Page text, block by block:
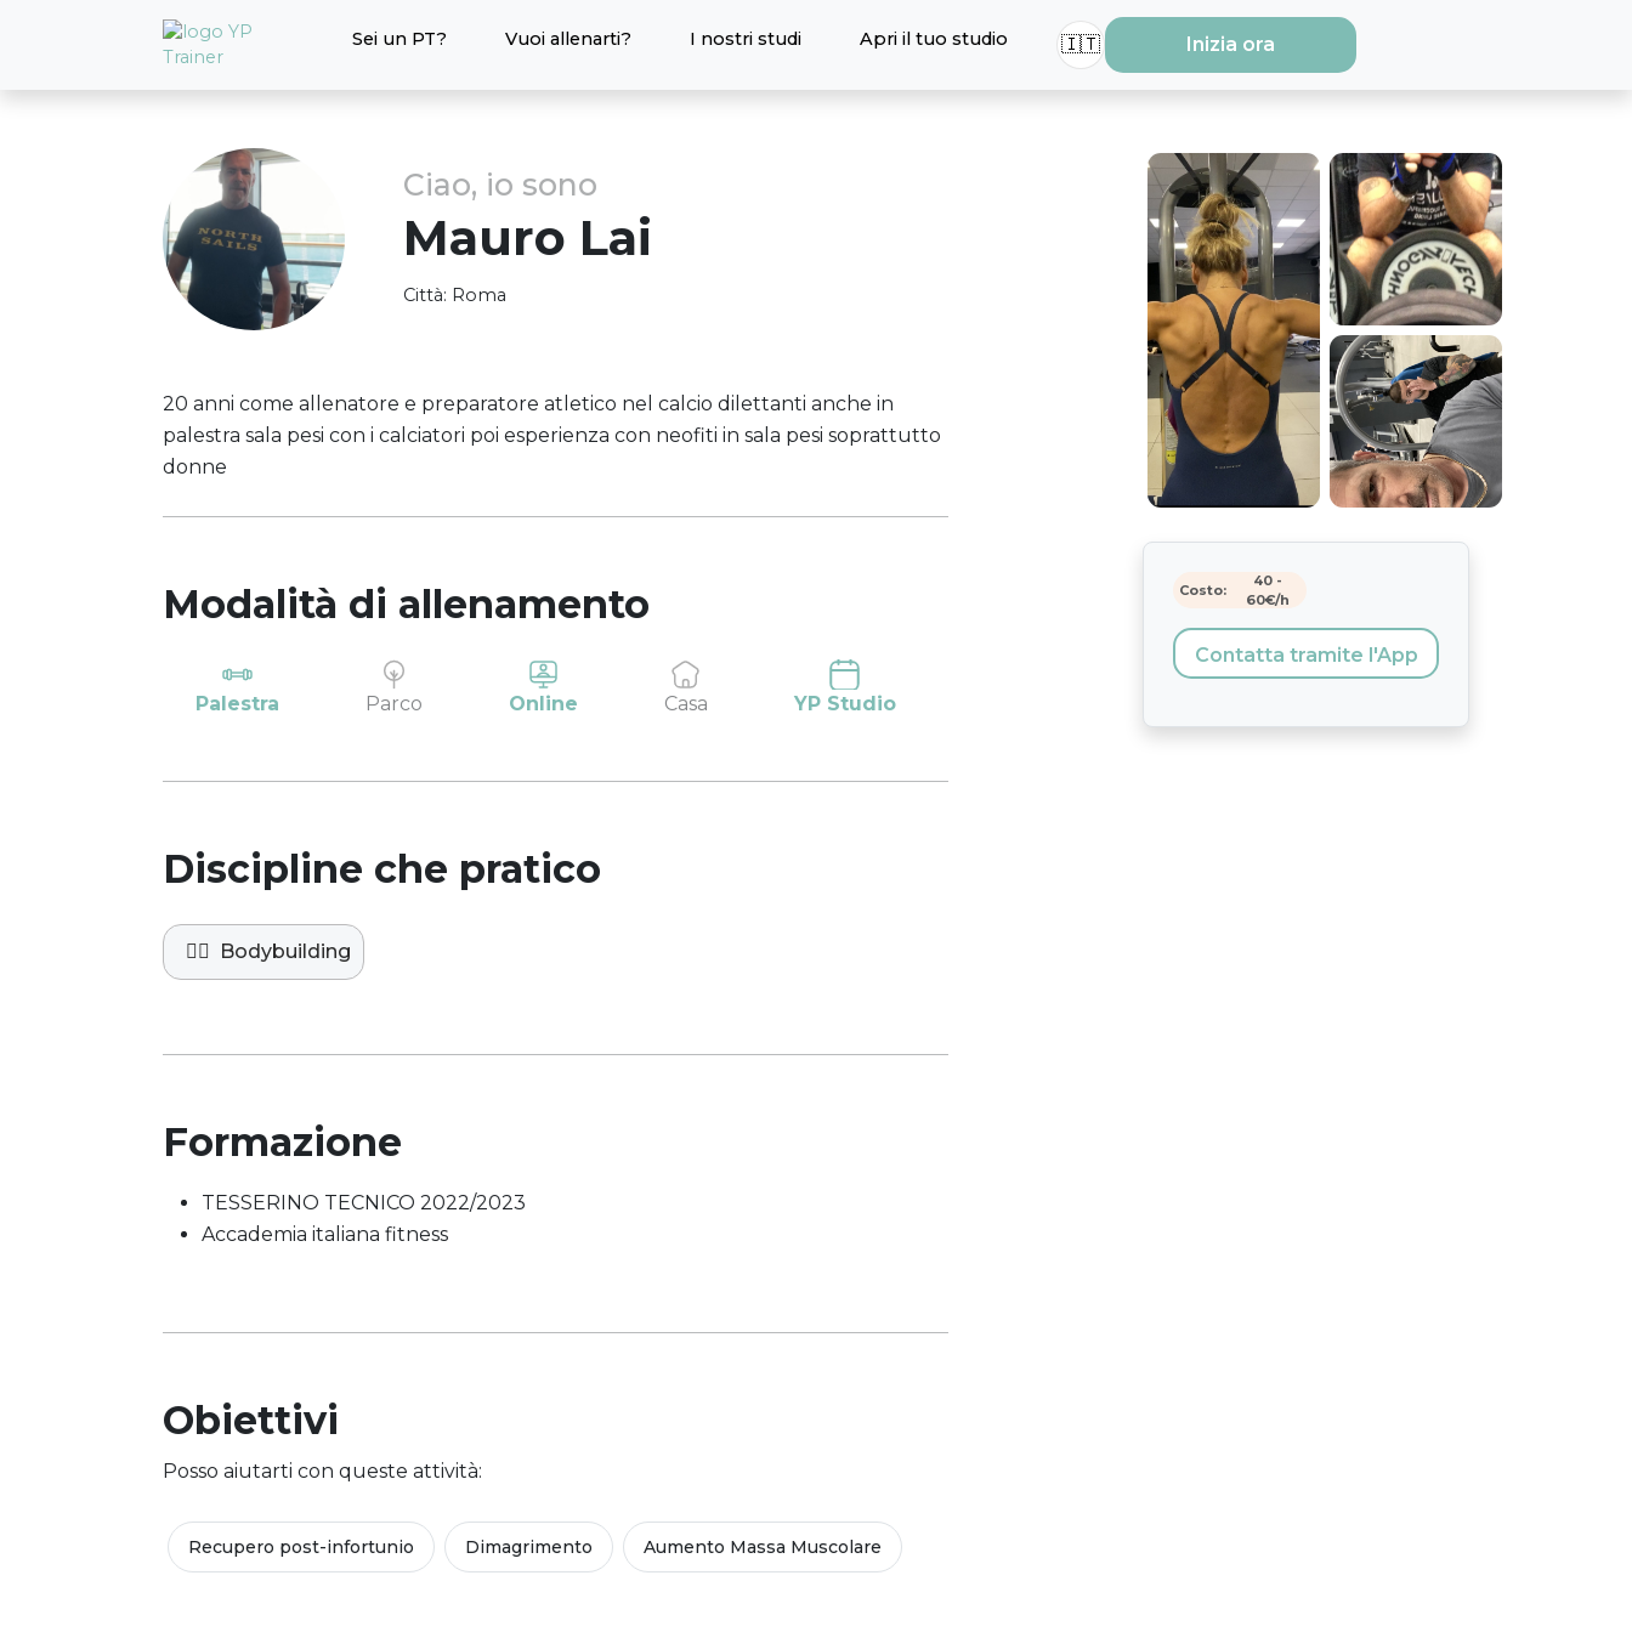
Sei un PT? Vuoi allenarti? I nostri studi Apri il tuo studio 🇮🇹 Inizia ora
Ciao, io sono
Mauro Lai
Città: Roma
20 anni come allenatore e preparatore atletico nel calcio dilettanti anche in
palestra sala pesi con i calciatori poi esperienza con neofiti in sala pesi soprattutto
donne
Modalità di allenamento
Palestra Parco Online Casa YP Studio
Discipline che pratico
🏋️‍♀️ Bodybuilding
Formazione
TESSERINO TECNICO 2022/2023
Accademia italiana fitness
Obiettivi
Posso aiutarti con queste attività:
Recupero post-infortunio Dimagrimento Aumento Massa Muscolare
Costo:
40 -
60€/h
Contatta tramite l'App